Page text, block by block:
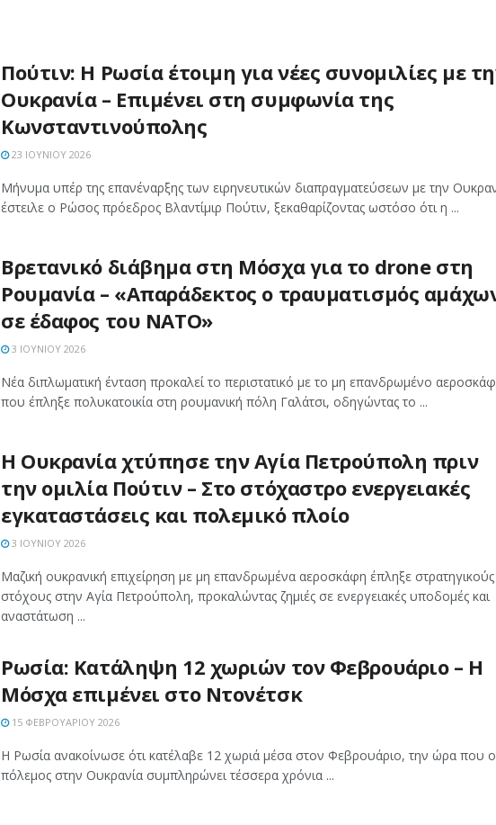
Πούτιν: Η Ρωσία έτοιμη για νέες συνομιλίες με
Ουκρανία – Επιμένει στη συμφωνία της
Κωνσταντινούπολης
23 ΙΟΥΝΊΟΥ 2026
Μήνυμα υπέρ της επανέναρξης των ειρηνευτικών διαπραγματεύσεων με την
έστειλε ο Ρώσος πρόεδρος Βλαντίμιρ Πούτιν, ξεκαθαρίζοντας ωστόσο ότι η ...
Βρετανικό διάβημα στη Μόσχα για το drone στη
Ρουμανία – «Απαράδεκτος ο τραυματισμός
σε έδαφος του ΝΑΤΟ»
3 ΙΟΥΝΊΟΥ 2026
Νέα διπλωματική ένταση προκαλεί το περιστατικό με το μη επανδρωμένο
που έπληξε πολυκατοικία στη ρουμανική πόλη Γαλάτσι, οδηγώντας το ...
Η Ουκρανία χτύπησε την Αγία Πετρούπολη πριν
την ομιλία Πούτιν – Στο στόχαστρο ενεργειακές
εγκαταστάσεις και πολεμικό πλοίο
3 ΙΟΥΝΊΟΥ 2026
Μαζική ουκρανική επιχείρηση με μη επανδρωμένα αεροσκάφη έπληξε στρατηγικούς
στόχους στην Αγία Πετρούπολη, προκαλώντας ζημιές σε ενεργειακές υποδομές και
αναστάτωση ...
Ρωσία: Κατάληψη 12 χωριών τον Φεβρουάριο – Η
Μόσχα επιμένει στο Ντονέτσκ
15 ΦΕΒΡΟΥΑΡΊΟΥ 2026
Η Ρωσία ανακοίνωσε ότι κατέλαβε 12 χωριά μέσα στον Φεβρουάριο, την ώρα που ο
πόλεμος στην Ουκρανία συμπληρώνει τέσσερα χρόνια ...